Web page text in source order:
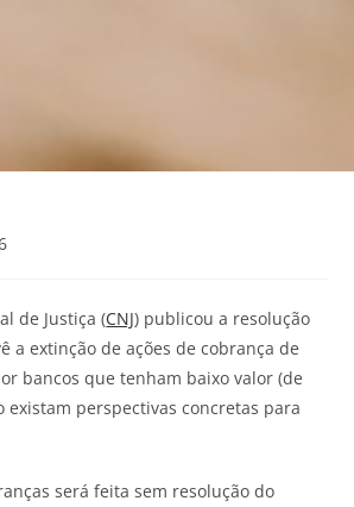
de Justiça (CNJ) publicou a resolução
a extinção de ações de cobrança de
bancos que tenham baixo valor (de
existam perspectivas concretas para
será feita sem resolução do